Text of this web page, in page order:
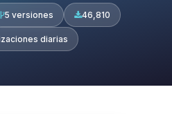
5 versiones 46,810
diarias